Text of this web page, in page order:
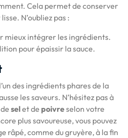
Cela permet de conserver
N’oubliez pas :
mieux intégrer les ingrédients.
pour épaissir la sauce.
des ingrédients phares de la
les saveurs. N’hésitez pas à
selet de poivreselon votre
plus savoureuse, vous pouvez
râpé, comme du gruyère, à la fin